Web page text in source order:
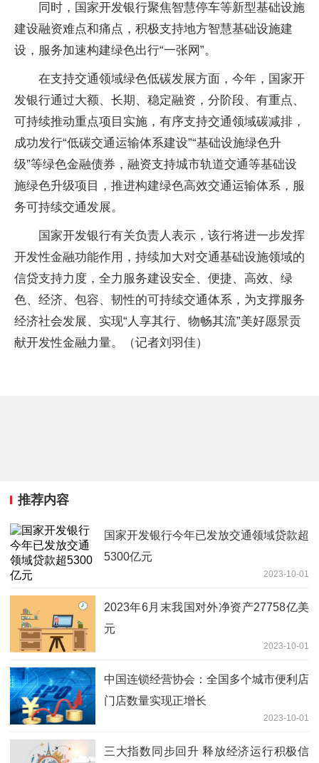
同时，国家开发银行聚焦智慧停车等新型基础设施
建设融资难点和痛点，积极支持地方智慧基础设施建
设，服务加速构建绿色出行“一张网”。
在支持交通领域绿色低碳发展方面，今年，国家开
发银行通过大额、长期、稳定融资，分阶段、有重点、
可持续推动重点项目实施，有序支持交通领域碳减排，
成功发行“低碳交通运输体系建设”“基础设施绿色升
级”等绿色金融债券，融资支持城市轨道交通等基础设
施绿色升级项目，推进构建绿色高效交通运输体系，服
务可持续交通发展。
国家开发银行有关负责人表示，该行将进一步发挥
开发性金融功能作用，持续加大对交通基础设施领域的
信贷支持力度，全力服务建设安全、便捷、高效、绿
色、经济、包容、韧性的可持续交通体系，为支撑服务
经济社会发展、实现“人享其行、物畅其流”美好愿景贡
献开发性金融力量。（记者刘羽佳）
推荐内容
国家开发银行今年已发放交通领域贷款超
5300亿元
2023-10-01
2023年6月末我国对外净资产27758亿美
元
2023-10-01
中国连锁经营协会：全国多个城市便利店
门店数量实现正增长
2023-10-01
三大指数同步回升 释放经济运行积极信